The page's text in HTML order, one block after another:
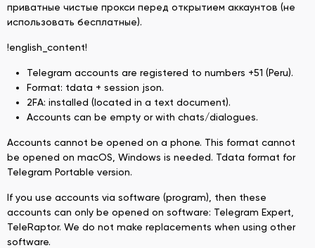
приватные чистые прокси перед открытием аккаунтов (не
использовать бесплатные).
!english_content!
Telegram accounts are registered to numbers +51 (Peru).
Format: tdata + session json.
2FA: installed (located in a text document).
Accounts can be empty or with chats/dialogues.
Accounts cannot be opened on a phone. This format cannot
be opened on macOS, Windows is needed. Tdata format for
Telegram Portable version.
If you use accounts via software (program), then these
accounts can only be opened on software: Telegram Expert,
TeleRaptor. We do not make replacements when using other
software.